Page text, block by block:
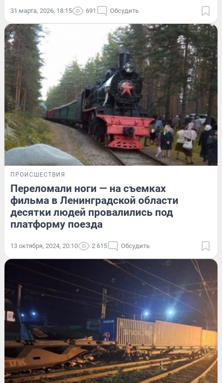
31 марта, 2026, 18:15 691 Обсудить
ПРОИСШЕСТВИЯ
Переломали ноги — на съемках
фильма в Ленинградской области
десятки людей провалились под
платформу поезда
13 октября, 2024, 20:10 2 615 Обсудить